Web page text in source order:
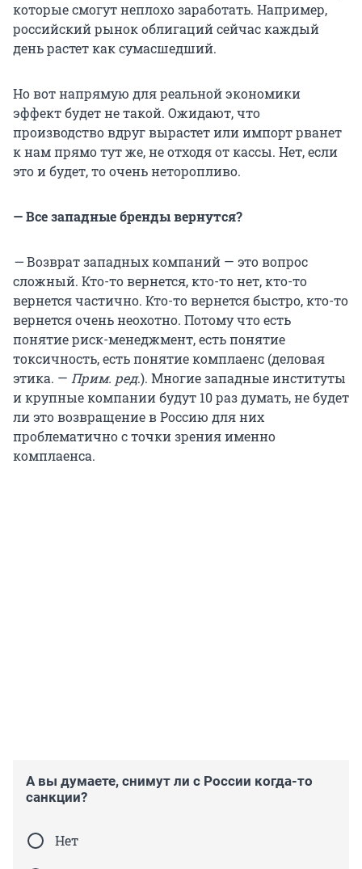
которые смогут неплохо заработать. Например,
российский рынок облигаций сейчас каждый
день растет как сумасшедший.
Но вот напрямую для реальной экономики
эффект будет не такой. Ожидают, что
производство вдруг вырастет или импорт рванет
к нам прямо тут же, не отходя от кассы. Нет, если
это и будет, то очень неторопливо.
— Все западные бренды вернутся?
—Возврат западных компаний — это вопрос
сложный. Кто-то вернется, кто-то нет, кто-то
вернется частично. Кто-то вернется быстро, кто-то
вернется очень неохотно. Потому что есть
понятие риск-менеджмент, есть понятие
токсичность, есть понятие комплаенс (деловая
этика. — Прим. ред.). Многие западные институты
и крупные компании будут 10 раздумать, не будет
ли это возвращение в Россию для них
проблематично с точки зрения именно
комплаенса.
А вы думаете, снимут ли с России когда-то
санкции?
Нет